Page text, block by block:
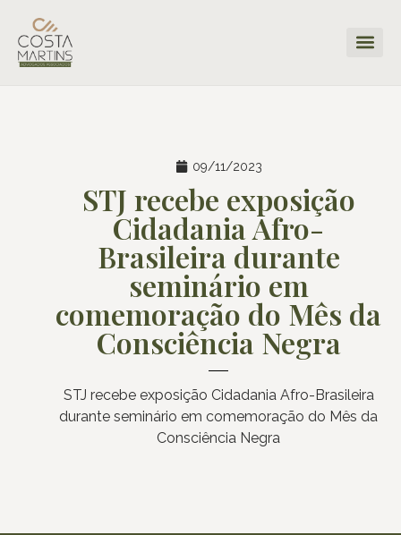
09/11/2023
STJ recebe exposição
Cidadania Afro-
Brasileira durante
seminário em
comemoração do Mês da
Consciência Negra
STJ recebe exposição Cidadania Afro-Brasileira
durante seminário em comemoração do Mês da
Consciência Negra